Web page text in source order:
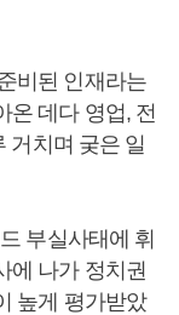
비된 인재라는
온 데다 영업, 전
거치며 궂은 일
부실사태에 휘
에 나가 정치권
높게 평가받았